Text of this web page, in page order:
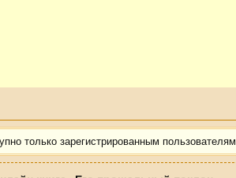
только зарегистрированным пользователям